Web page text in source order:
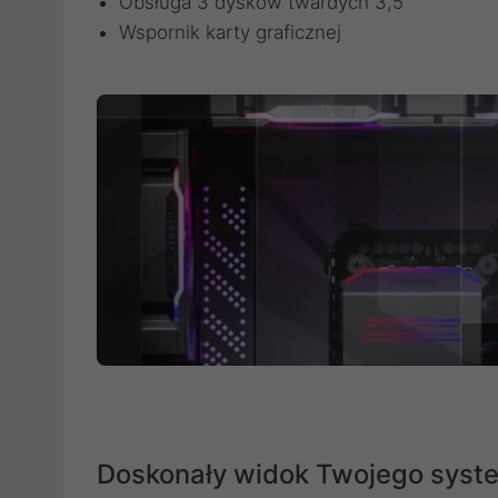
Wspornik karty graficznej
Doskonały widok Twojego